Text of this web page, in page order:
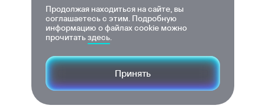
Продолжая находиться на сайте, вы
соглашаетесь с этим. Подробную
информацию о файлах cookie можно
прочитатьздесь.
Принять